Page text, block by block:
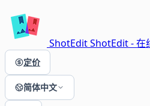
ShotEditShotEdit - 在
定价
简体中文